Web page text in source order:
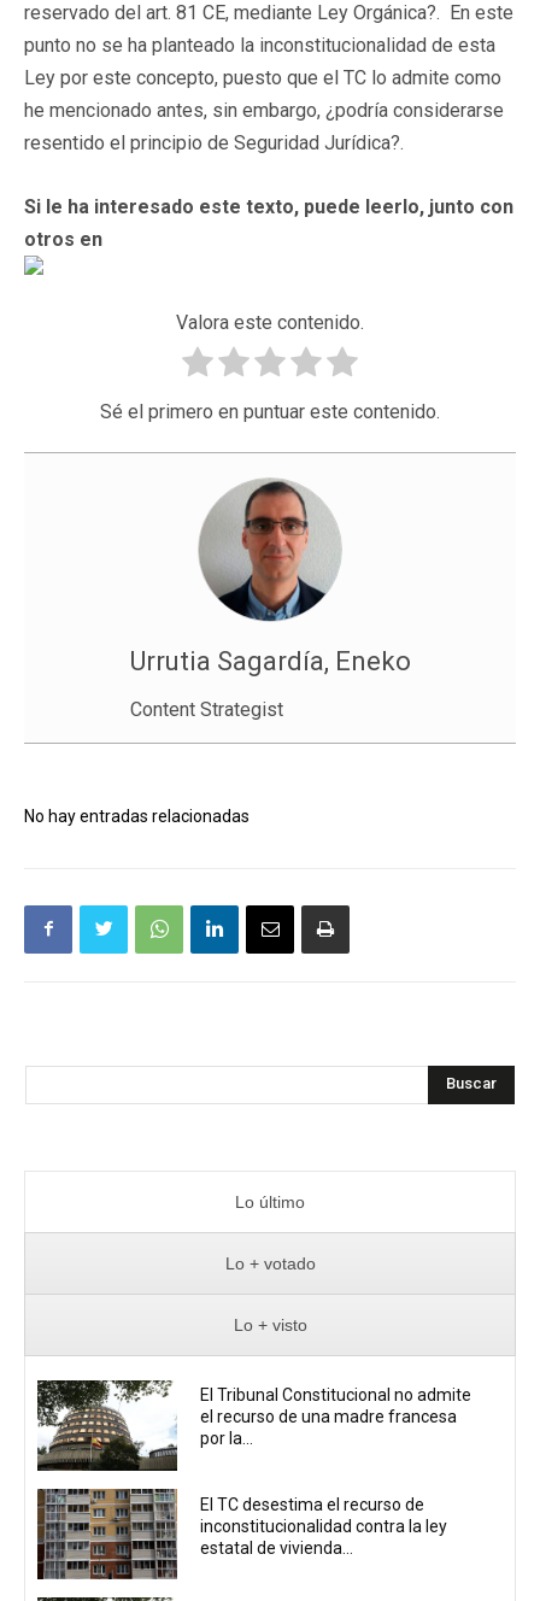
reservado del art. 81 CE, mediante Ley Orgánica?. En este
punto no se ha planteado la inconstitucionalidad de esta
Ley por este concepto, puesto que el TC lo admite como
he mencionado antes, sin embargo, ¿podría considerarse
resentido el principio de Seguridad Jurídica?.
Si le ha interesado este texto, puede leerlo, junto con
otros en
Valora este contenido.
Sé el primero en puntuar este contenido.
Urrutia Sagardía, Eneko
Content Strategist
No hay entradas relacionadas
Buscar
Lo último
Lo + votado
Lo + visto
El Tribunal Constitucional no admite
el recurso de una madre francesa
por la...
El TC desestima el recurso de
inconstitucionalidad contra la ley
estatal de vivienda...